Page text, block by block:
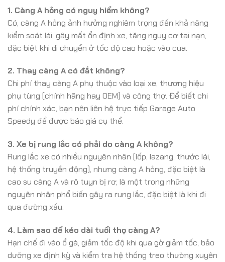
1. Càng A hỏng có nguy hiểm không?
Có, càng A hỏng ảnh hưởng nghiêm trọng đến khả năng
kiểm soát lái, gây mất ổn định xe, tăng nguy cơ tai nạn,
đặc biệt khi di chuyển ở tốc độ cao hoặc vào cua.
2. Thay càng A có đắt không?
Chi phí thay càng A phụ thuộc vào loại xe, thương hiệu
phụ tùng (chính hãng hay OEM) và công thợ. Để biết chi
phí chính xác, bạn nên liên hệ trực tiếp Garage Auto
Speedy để được báo giá cụ thể.
3. Xe bị rung lắc có phải do càng A không?
Rung lắc xe có nhiều nguyên nhân (lốp, lazang, thước lái,
hệ thống truyền động), nhưng càng A hỏng, đặc biệt là
cao su càng A và rô tuyn bị rơ, là một trong những
nguyên nhân phổ biến gây ra rung lắc, đặc biệt là khi đi
qua đường xấu.
4. Làm sao để kéo dài tuổi thọ càng A?
Hạn chế đi vào ổ gà, giảm tốc độ khi qua gờ giảm tốc, bảo
dưỡng xe định kỳ và kiểm tra hệ thống treo thường xuyên